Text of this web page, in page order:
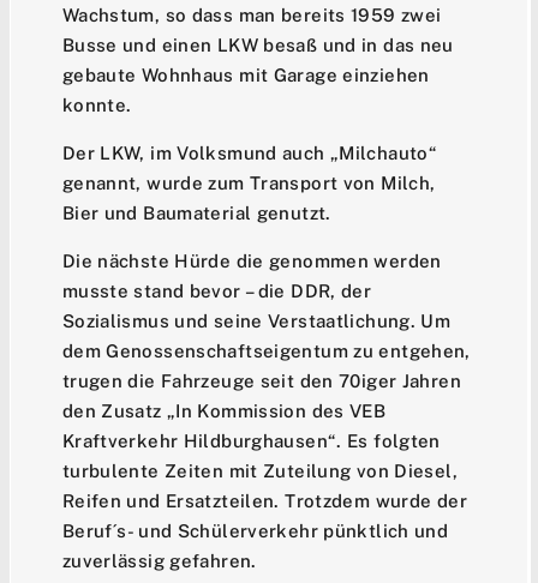
Wachstum, so dass man bereits 1959 zwei
Busse und einen LKW besaß und in das neu
gebaute Wohnhaus mit Garage einziehen
konnte.
Der LKW, im Volksmund auch „Milchauto“
genannt, wurde zum Transport von Milch,
Bier und Baumaterial genutzt.
Die nächste Hürde die genommen werden
musste stand bevor – die DDR, der
Sozialismus und seine Verstaatlichung. Um
dem Genossenschaftseigentum zu entgehen,
trugen die Fahrzeuge seit den 70iger Jahren
den Zusatz „In Kommission des VEB
Kraftverkehr Hildburghausen“. Es folgten
turbulente Zeiten mit Zuteilung von Diesel,
Reifen und Ersatzteilen. Trotzdem wurde der
Beruf´s- und Schülerverkehr pünktlich und
zuverlässig gefahren.